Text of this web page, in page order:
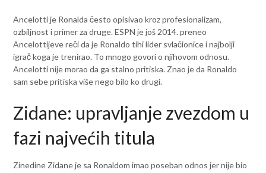
Ancelotti je Ronalda često opisivao kroz profesionalizam,
ozbiljnost i primer za druge. ESPN je još 2014. preneo
Ancelottijeve reči da je Ronaldo tihi lider svlačionice i najbolji
igrač koga je trenirao. To mnogo govori o njihovom odnosu.
Ancelotti nije morao da ga stalno pritiska. Znao je da Ronaldo
sam sebe pritiska više nego bilo ko drugi.
Zidane: upravljanje zvezdom u
fazi najvećih titula
Zinedine Zidane je sa Ronaldom imao poseban odnos jer nije bio